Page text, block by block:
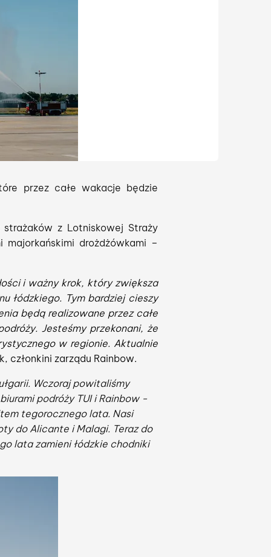
przez całe wakacje będzie
z Lotniskowej Straży
drożdżówkami –
i ważny krok, który zwiększa
łódzkiego. Tym bardziej cieszy
będą realizowane przez całe
Jesteśmy przekonani, że
w regionie. Aktualnie
członkini zarządu Rainbow.
Wczoraj powitaliśmy
podróży TUI i Rainbow -
tegorocznego lata. Nasi
do Alicante i Malagi. Teraz do
lata zamieni łódzkie chodniki